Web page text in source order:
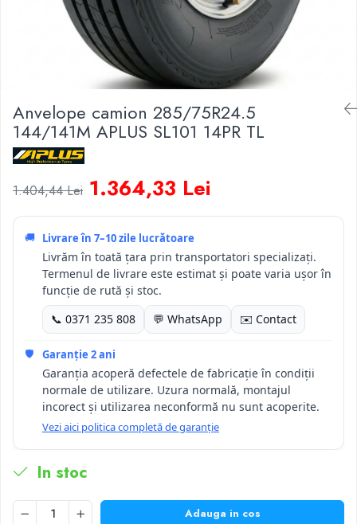
Anvelope camion 285/75R24.5
144/141M APLUS SL101 14PR TL
1.404,44 Lei 1.364,33 Lei
🚚 Livrare în 7–10 zile lucrătoare
Livrăm în toată țara prin transportatori specializați.
Termenul de livrare este estimat și poate varia ușor în
funcție de rută și stoc.
📞 0371 235 808
💬 WhatsApp ✉️ Contact
🛡️ Garanție 2 ani
Garanția acoperă defectele de fabricație în condiții
normale de utilizare. Uzura normală, montajul
incorect și utilizarea neconformă nu sunt acoperite.
Vezi aici politica completă de garanție
In stoc
Adauga in cos